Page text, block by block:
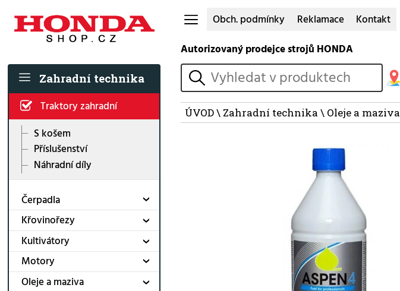
Zahradní technika
Traktory zahradní
S košem
Příslušenství
Náhradní díly
Čerpadla
Křovinořezy
Kultivátory
Motory
Oleje a maziva
Obch. podmínky Reklamace Kontakt
Autorizovaný prodejce strojů HONDA
vyhledat
ÚVOD\ Zahradní technika \ Oleje a maziva